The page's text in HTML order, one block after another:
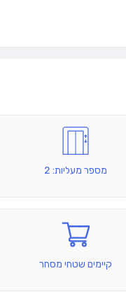
מספר מעליות: 2
קיימים שטחי מסחר